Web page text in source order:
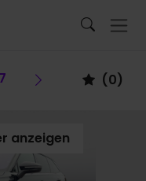
Vorheriges
(0)
anzeigen